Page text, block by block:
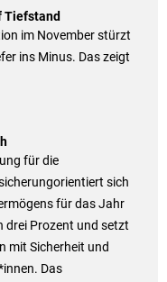
Tiefstand
im November stürzt
ins Minus. Das zeigt
für die
sich
für das Jahr
drei Prozent und setzt
mit Sicherheit und
Das